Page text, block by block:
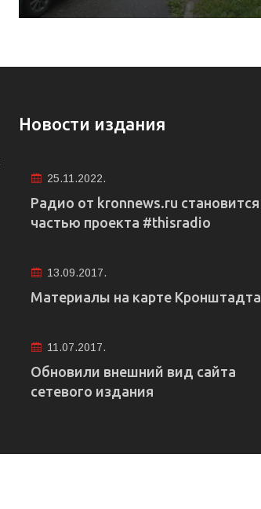
Новости издания
25.11.2022.
Радио от kronnews.ru становится
частью проекта #thisradio
13.09.2017.
Материалы на карте Кронштадта
11.07.2017.
Обновили внешний вид сайта
сетевого издания